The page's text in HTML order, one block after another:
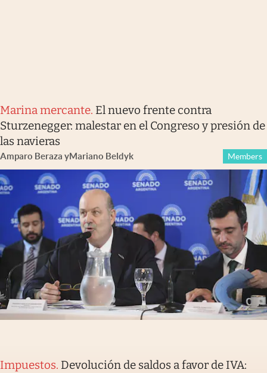
Marina mercante. El nuevo frente contra
Sturzenegger: malestar en el Congreso y presión de
las navieras
Amparo Beraza yMariano Beldyk Members
Impuestos. Devolución de saldos a favor de IVA: